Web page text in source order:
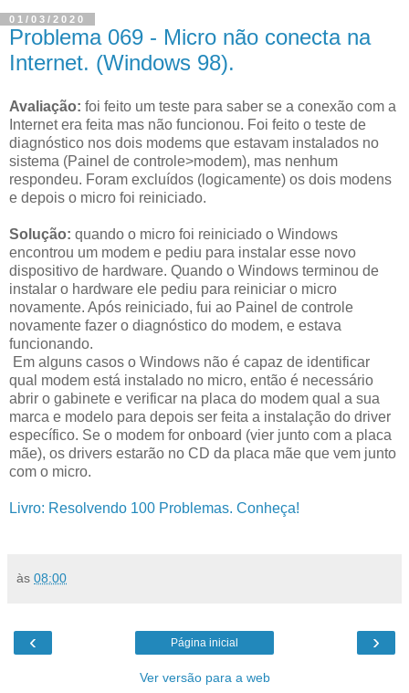
01/03/2020
Problema 069 - Micro não conecta na
Internet. (Windows 98).
Avaliação: foi feito um teste para saber se a conexão com a
Internet era feita mas não funcionou. Foi feito o teste de
diagnóstico nos dois modems que estavam instalados no
sistema (Painel de controle>modem), mas nenhum
respondeu. Foram excluídos (logicamente) os dois modens
e depois o micro foi reiniciado.
Solução: quando o micro foi reiniciado o Windows
encontrou um modem e pediu para instalar esse novo
dispositivo de hardware. Quando o Windows terminou de
instalar o hardware ele pediu para reiniciar o micro
novamente. Após reiniciado, fui ao Painel de controle
novamente fazer o diagnóstico do modem, e estava
funcionando.
Em alguns casos o Windows não é capaz de identificar
qual modem está instalado no micro, então é necessário
abrir o gabinete e verificar na placa do modem qual a sua
marca e modelo para depois ser feita a instalação do driver
específico. Se o modem for onboard (vier junto com a placa
mãe), os drivers estarão no CD da placa mãe que vem junto
com o micro.
Livro: Resolvendo 100 Problemas. Conheça!
às 08:00
‹ ›
Página inicial
Ver versão para a web